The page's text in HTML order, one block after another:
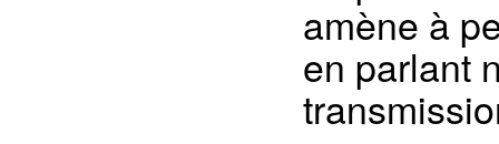
amène à
en parlant